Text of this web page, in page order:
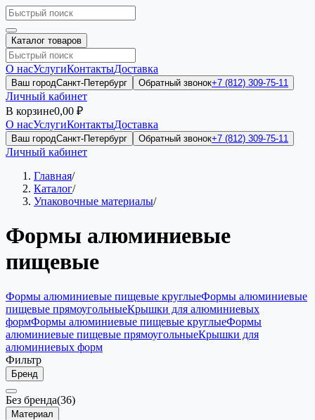
Каталог товаров
О насУслугиКонтактыДоставка
Ваш городСанкт-Петербург Обратный звонок+7 (812) 309-75-11
Личный кабинет
В корзине0,00 ₽
О насУслугиКонтактыДоставка
Ваш городСанкт-Петербург Обратный звонок+7 (812) 309-75-11
Личный кабинет
Главная/
Каталог/
Упаковочные материалы/
Формы алюминиевые
пищевые
Формы алюминиевые пищевые круглыеФормы алюминиевые
пищевые прямоугольныеКрышки для алюминиевых
формФормы алюминиевые пищевые круглыеФормы
алюминиевые пищевые прямоугольныеКрышки для
алюминиевых форм
Фильтр
Бренд
Без бренда(36)
Материал